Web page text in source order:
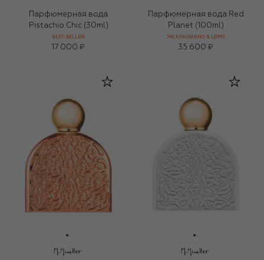
Парфюмерная вода
Pistachio Chic (30ml)
BEST-SELLER
17 000 ₽
Парфюмерная вода Red
Planet (100ml)
ЭКСКЛЮЗИВНО В ЦУМЕ
35 600 ₽